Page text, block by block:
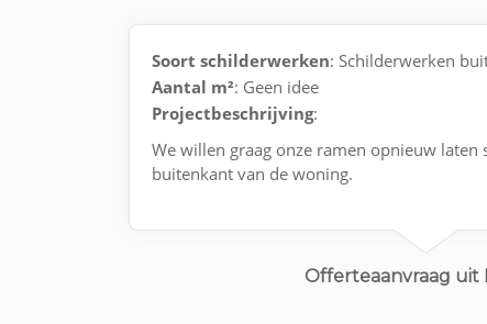
Soort schilderwerken: Schilderwerken
Aantal m²: Geen idee
Projectbeschrijving:
We willen graag onze ramen opnieuw laten
buitenkant van de woning.
Offerteaanvraag uit